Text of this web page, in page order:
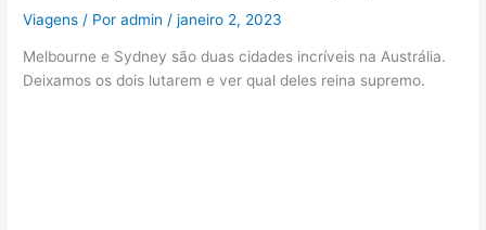
Viagens / Poradmin /janeiro 2, 2023
Melbourne e Sydney são duas cidades incríveis na Austrália.
Deixamos os dois lutarem e ver qual deles reina supremo.